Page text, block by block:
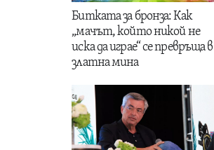
Битката за бронза: Как
„мачът, който никой не
иска да играе“ се превръща в
златна мина